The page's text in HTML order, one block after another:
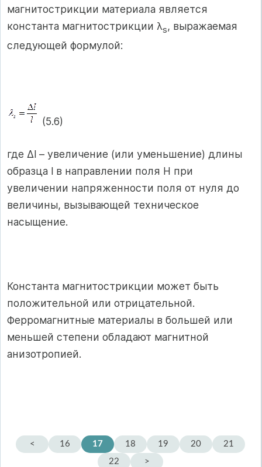
магнитострикции материала является
константа магнитострикции λs, выражаемая
следующей формулой:
(5.6)
где Δl – увеличение (или уменьшение) длины
образца l в направлении поля Н при
увеличении напряженности поля от нуля до
величины, вызывающей техническое
насыщение.
Константа магнитострикции может быть
положительной или отрицательной.
Ферромагнитные материалы в большей или
меньшей степени обладают магнитной
анизотропией.
< 16 17 18 19 20
21
22
>